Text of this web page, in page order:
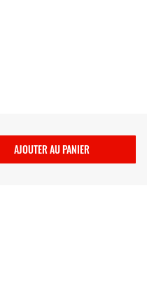
AJOUTER AU PANIER